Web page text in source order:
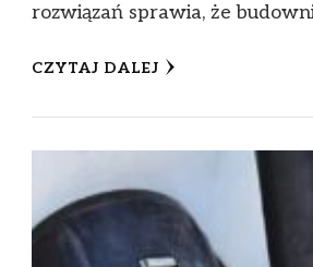
rozwiązań sprawia, że
CZYTAJ DALEJ